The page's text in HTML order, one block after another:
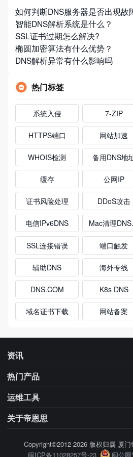
如何判断DNS服务器是否出现故
智能DNS解析系统是什么？
SSL证书过期怎么解决?
椭圆加密算法有什么优势？
DNS解析异常有什么影响吗
热门标签
系统入侵 7-ZIP
HTTPS端口 网站加速
WHOIS检测 备用DNS地
缓存 公网IP
证书风险处理 DDoS攻击
电信IPv6DNS
SSL连接错误 端口触发
辅助DNS 海外专线
DNS.COM K8s DNS
域名证书下载 网站备案
资讯
最新资讯
更多专题
热门产品
DNS解析
SSL证书
运维工具
域名信息查询（Whois）
关于帝恩思
Copyright©2012-2026 版权归属 厦
闽ICP备11028257号-23
闽公